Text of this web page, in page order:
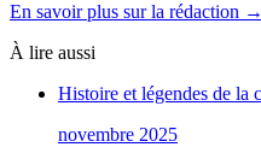
En savoir plus sur la rédaction →
À lire aussi
Histoire et légendes de la
novembre 2025